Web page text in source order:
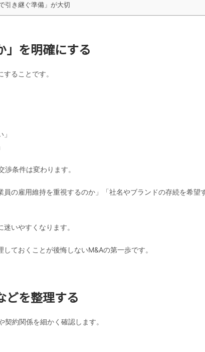
引き継ぐ準備」が大切
」を明確にする
ることです。
条件は変わります。
の雇用維持を重視するのか」「社名やブランドの存続を希望
いやすくなります。
ておくことが後悔しないM&Aの第一歩です。
どを整理する
約関係を細かく確認します。